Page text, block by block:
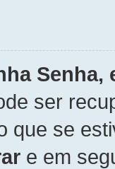
Senha,
ser
que se
e em